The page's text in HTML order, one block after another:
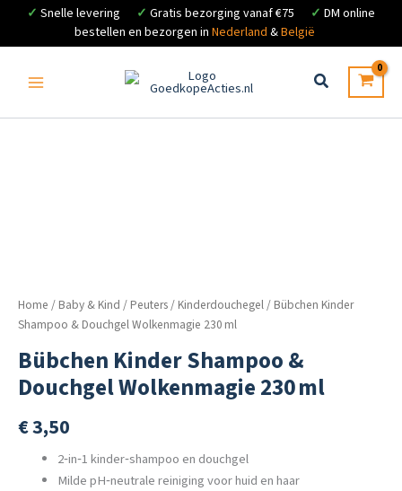
✓ Snelle levering ✓ Gratis bezorging vanaf €75 ✓ DM online
bestellen en bezorgen in Nederland &België
inhoud
Home / Baby & Kind / Peuters/ Kinderdouchegel/ Bübchen Kinder
Shampoo & Douchgel Wolkenmagie 230 ml
Bübchen Kinder Shampoo &
Douchgel Wolkenmagie 230 ml
€3,50
2‑in‑1 kinder‑shampoo en douchgel
Milde pH‑neutrale reiniging voor huid en haar